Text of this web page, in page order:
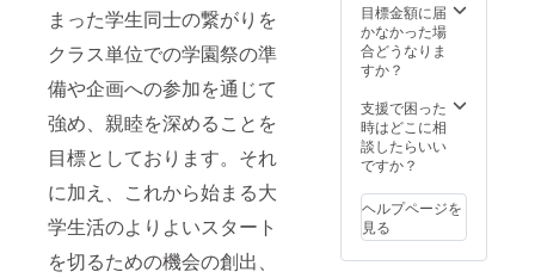
まった学生同士の繋がりを
クラス単位での学園祭の準
備や企画への参加を通じて
強め、親睦を深めることを
目標としております。それ
に加え、これから始まる大
学生活のよりよいスタート
を切るための機会の創出、
目標金額に届
かなかった場
合どうなりま
すか？
支援で困った
時はどこに相
談したらいい
ですか？
ヘルプページを
見る